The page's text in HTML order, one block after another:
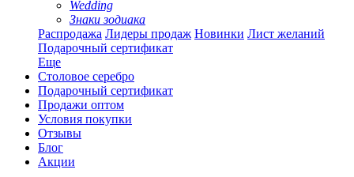
Wedding
Знаки зодиака
Распродажа Лидеры продаж Новинки Лист желаний
Подарочный сертификат
Еще
Столовое серебро
Подарочный сертификат
Продажи оптом
Условия покупки
Отзывы
Блог
Акции